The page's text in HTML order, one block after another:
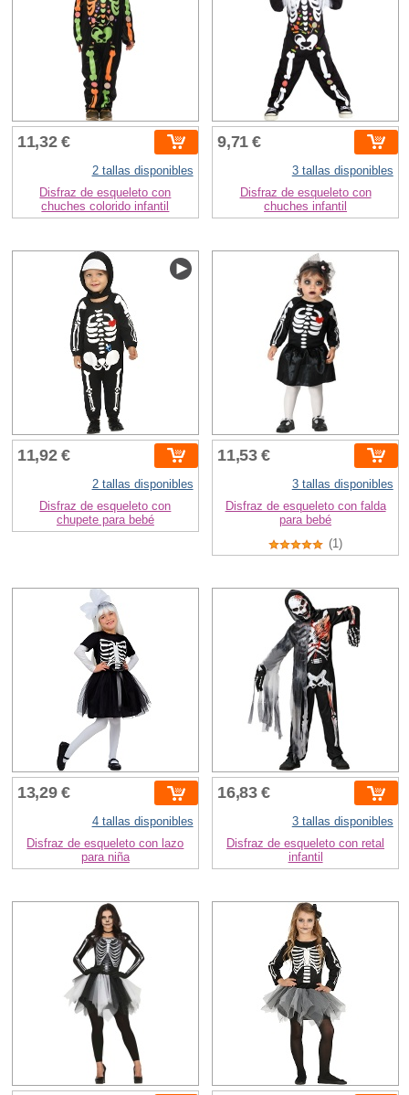
11,32 €
2 tallas disponibles
Disfraz de esqueleto con
chuches colorido infantil
9,71 €
3 tallas disponibles
Disfraz de esqueleto con
chuches infantil
11,92 €
2 tallas disponibles
Disfraz de esqueleto con
chupete para bebé
11,53 €
3 tallas disponibles
Disfraz de esqueleto con falda
para bebé
(1)
13,29 €
4 tallas disponibles
Disfraz de esqueleto con lazo
para niña
16,83 €
3 tallas disponibles
Disfraz de esqueleto con retal
infantil